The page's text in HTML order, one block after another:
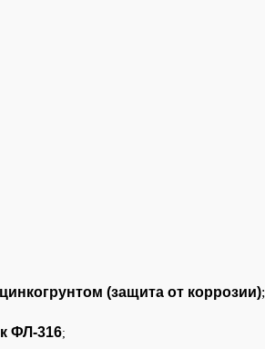
(защита от коррозии);
ФЛ-316;